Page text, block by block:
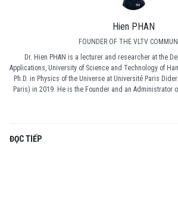
Hien PHAN
FOUNDER OF THE VLTV
Dr. Hien PHAN is a lecturer and researcher at the
Applications, University of Science and Technology of
Ph.D. in Physics of the Universe at Université Paris
Paris) in 2019. He is the Founder and an Administrator
ĐỌC TIẾP